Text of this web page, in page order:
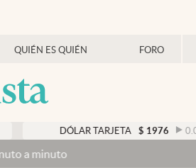
QUIÉN ES QUIÉN FORO
DÓLAR TARJETA $ 1976 0.00%